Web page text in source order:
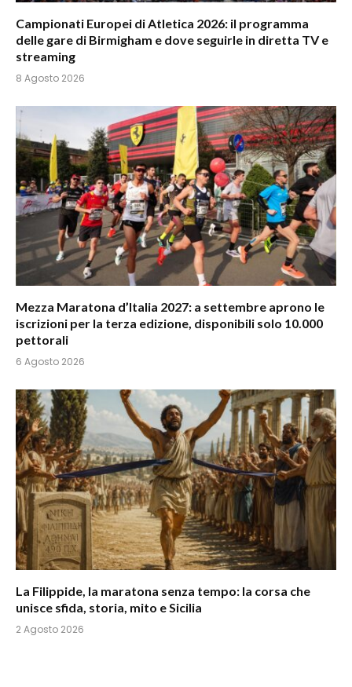
Campionati Europei di Atletica 2026: il programma
delle gare di Birmigham e dove seguirle in diretta TV e
streaming
8 Agosto 2026
Mezza Maratona d’Italia 2027: a settembre aprono le
iscrizioni per la terza edizione, disponibili solo 10.000
pettorali
6 Agosto 2026
La Filippide, la maratona senza tempo: la corsa che
unisce sfida, storia, mito e Sicilia
2 Agosto 2026